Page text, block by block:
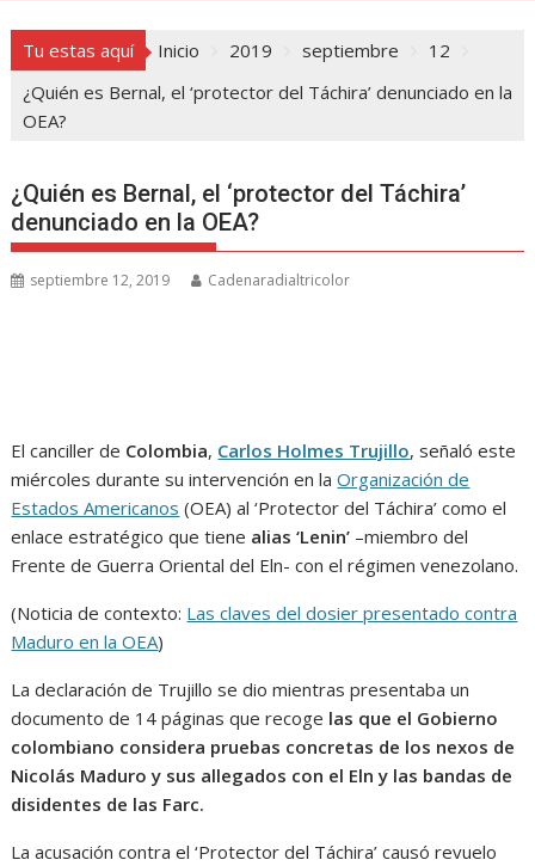
Tu estas aquí Inicio 2019 septiembre
12
¿Quién es Bernal, el ‘protector del Táchira’ denunciado en la
OEA?
¿Quién es Bernal, el ‘protector del Táchira’
denunciado en la OEA?
septiembre 12, 2019 Cadenaradialtricolor
El canciller de Colombia, Carlos Holmes Trujillo, señaló este
miércoles durante su intervención en laOrganización de
Estados Americanos (OEA) al ‘Protector del Táchira’ como el
enlace estratégico que tiene alias ‘Lenin’ –miembro del
Frente de Guerra Oriental del Eln- con el régimen venezolano.
(Noticia de contexto: Las claves del dosier presentado contra
Maduro en la OEA)
La declaración de Trujillo se dio mientras presentaba un
documento de 14 páginas que recoge las que el Gobierno
colombiano considera pruebas concretas de los nexos de
Nicolás Maduro y sus allegados con el Eln y las bandas de
disidentes de las Farc.
La acusación contra el ‘Protector del Táchira’ causó revuelo